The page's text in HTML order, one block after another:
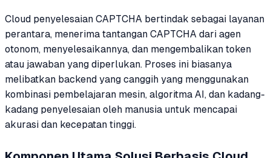
Cloud penyelesaian CAPTCHA bertindak sebagai layanan
perantara, menerima tantangan CAPTCHA dari agen
otonom, menyelesaikannya, dan mengembalikan token
atau jawaban yang diperlukan. Proses ini biasanya
melibatkan backend yang canggih yang menggunakan
kombinasi pembelajaran mesin, algoritma AI, dan kadang-
kadang penyelesaian oleh manusia untuk mencapai
akurasi dan kecepatan tinggi.